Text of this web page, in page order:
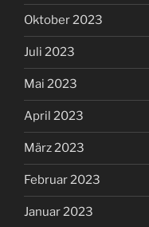
Oktober 2023
Juli 2023
Mai 2023
April 2023
März 2023
Februar 2023
Januar 2023